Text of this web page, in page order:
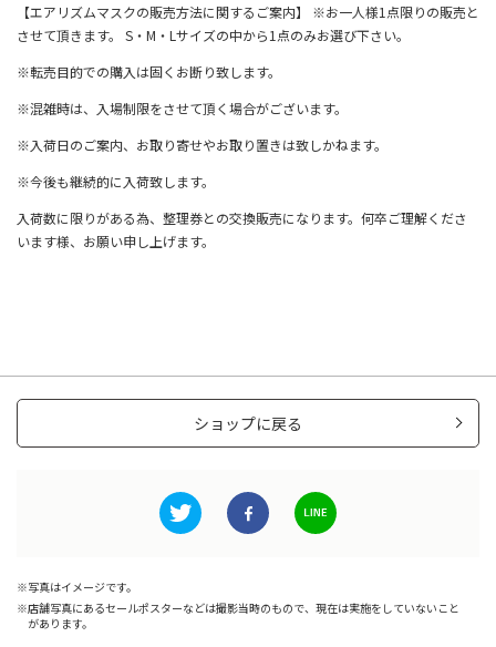
【エアリズムマスクの販売方法に関するご案内】 ※お一人様1点限りの販売と
させて頂きます。 S・M・Lサイズの中から1点のみお選び下さい。
※転売目的での購入は固くお断り致します。
※混雑時は、入場制限をさせて頂く場合がございます。
※入荷日のご案内、お取り寄せやお取り置きは致しかねます。
※今後も継続的に入荷致します。
入荷数に限りがある為、整理券との交換販売になります。何卒ご理解くださ
います様、お願い申し上げます。
ショップに戻る
写真はイメージです。
店舗写真にあるセールポスターなどは撮影当時のもので、現在は実施をしていないこと
があります。